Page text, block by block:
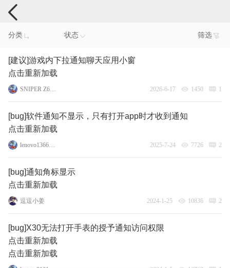
手机反馈
分类 状态 筛选
[建议]游戏内下拉通知聊天应用小窗
点击重新加载
SNIPER Z6pro 2026-6-17 1450 1
[bug]软件通知不显示，只有打开app时才收到通知
点击重新加载
lenovo136675244 2025-7-24 7726 2
[bug]通知角标显示
点击重新加载
逗逗小姜 2024-1-25 10836 2
[bug]X30无法打开手表的授予通知访问权限
点击重新加载
点击重新加载